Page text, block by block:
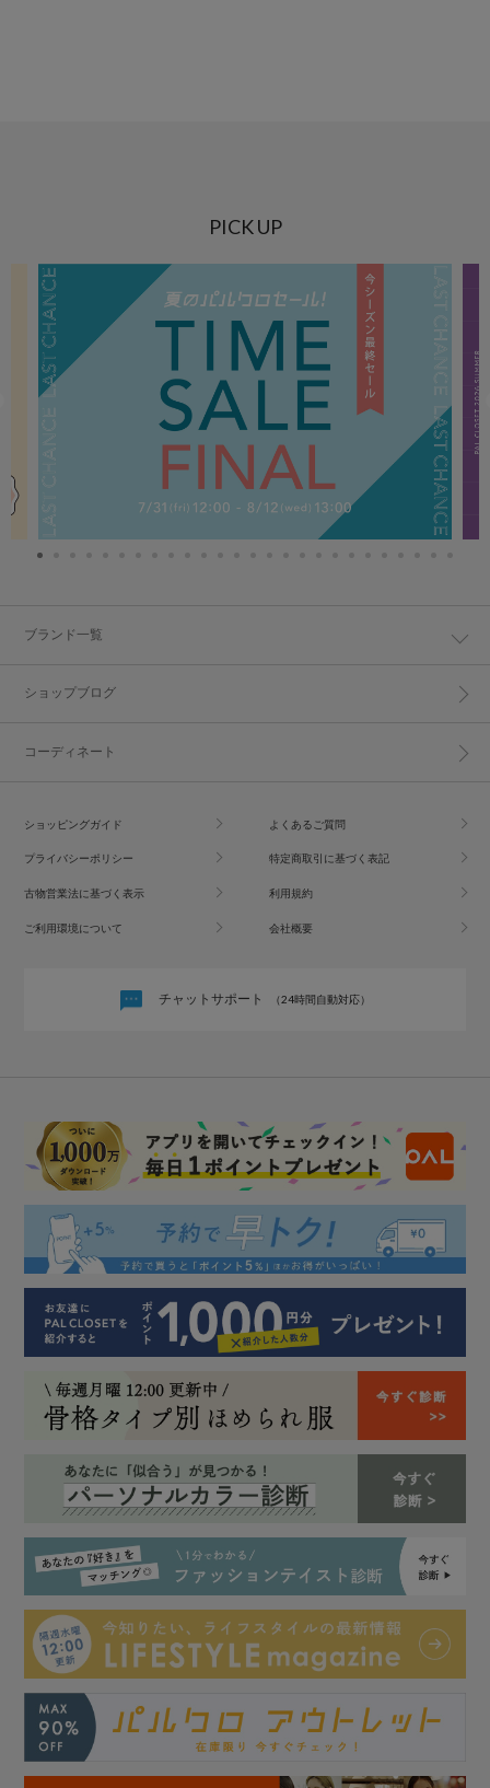
PICK UP
ブランド一覧
ショップブログ
コーディネート
ショッピングガイド よくあるご質問
プライバシーポリシー 特定商取引に基づく表記
古物営業法に基づく表示 利用規約
ご利用環境について 会社概要
チャットサポート （24時間自動対応）